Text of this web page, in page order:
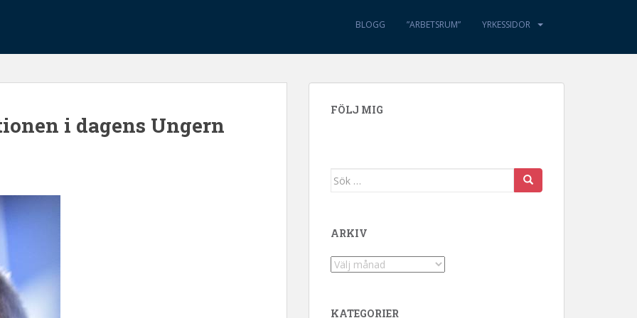
BLOGG ”ARBETSRUM” YRKESSIDOR
i dagens Ungern
FÖLJ MIG
Sök efter:
ARKIV
Arkiv
KATEGORIER